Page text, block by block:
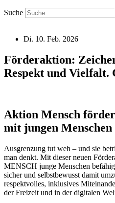
Suche
Di. 10. Feb. 2026
Förderaktion:
Respekt und Vielfalt.
Aktion Mensch
mit jungen Menschen
Ausgrenzung tut weh – und sie
man denkt. Mit dieser neuen
MENSCH junge Menschen
sicher und selbstbewusst damit
respektvolles, inklusives
der Freizeit und in der digitalen